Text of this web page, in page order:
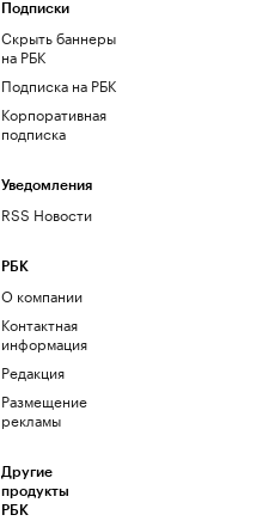
Подписки
Скрыть баннеры
на РБК
Подписка на РБК
Корпоративная
подписка
Уведомления
RSS Новости
РБК
О компании
Контактная
информация
Редакция
Размещение
рекламы
Другие
продукты
РБК